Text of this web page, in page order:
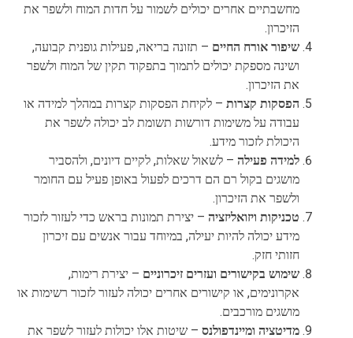
מחשבתיים אחרים יכולים לשמור על חדות המוח ולשפר את
הזיכרון.
שיפור אורח החיים – תזונה בריאה, פעילות גופנית קבועה,
ושינה מספקת יכולים לתמוך בתפקוד תקין של המוח ולשפר
את הזיכרון.
הפסקות קצרות – לקיחת הפסקות קצרות במהלך למידה או
עבודה על משימות דורשות תשומת לב יכולה לשפר את
היכולת לזכור מידע.
למידה פעילה – לשאול שאלות, לקיים דיונים, ולהסביר
מושגים בקול רם הם דרכים לפעול באופן פעיל עם החומר
ולשפר את הזיכרון.
טכניקות ויזואליזציה – יצירת תמונות בראש כדי לעזור לזכור
מידע יכולה להיות יעילה, במיוחד עבור אנשים עם זיכרון
חזותי חזק.
שימוש בקישורים ועזרים זיכרוניים – יצירת רימות,
אקרונימים, או קישורים אחרים יכולה לעזור לזכור רשימות או
מושגים מורכבים.
מדיטציה ומיינדפולנס – שיטות אלו יכולות לעזור לשפר את